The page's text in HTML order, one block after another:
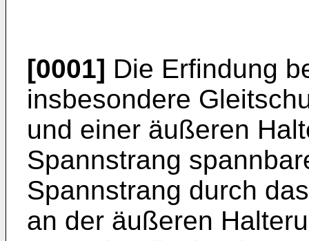
[0001] Die Erfindung
insbesondere
und einer äußeren
Spannstrang
Spannstrang durch
an der äußeren